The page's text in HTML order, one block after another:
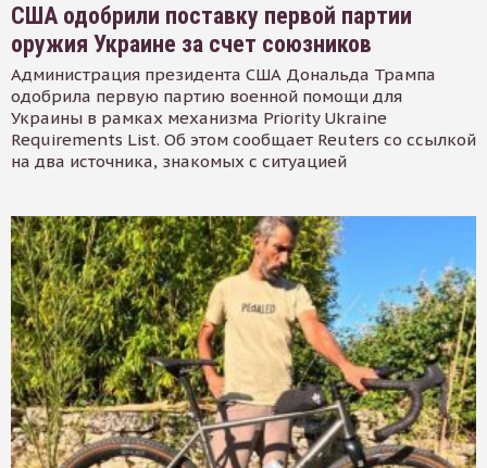
США одобрили поставку первой партии
оружия Украине за счет союзников
Администрация президента США Дональда Трампа
одобрила первую партию военной помощи для
Украины в рамках механизма Priority Ukraine
Requirements List. Об этом сообщает Reuters со ссылкой
на два источника, знакомых с ситуацией